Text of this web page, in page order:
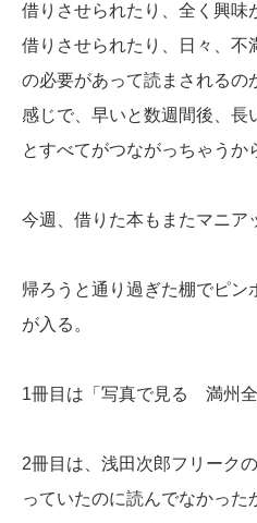
借りさせられたり、全く興味
借りさせられたり、日々、不
の必要があって読まされるの
感じで、早いと数週間後、長
とすべてがつながっちゃうか
今週、借りた本もまたマニア
帰ろうと通り過ぎた棚でピン
が入る。
1冊目は「写真で見る 満州
2冊目は、浅田次郎フリーク
っていたのに読んでなかった